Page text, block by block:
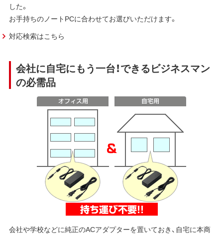
した。
お手持ちのノートPCに合わせてお選びいただけます。
対応検索はこちら
会社に自宅にもう一台！できるビジネスマン
の必需品
会社や学校などに純正のACアダプターを置いておき、自宅に本商